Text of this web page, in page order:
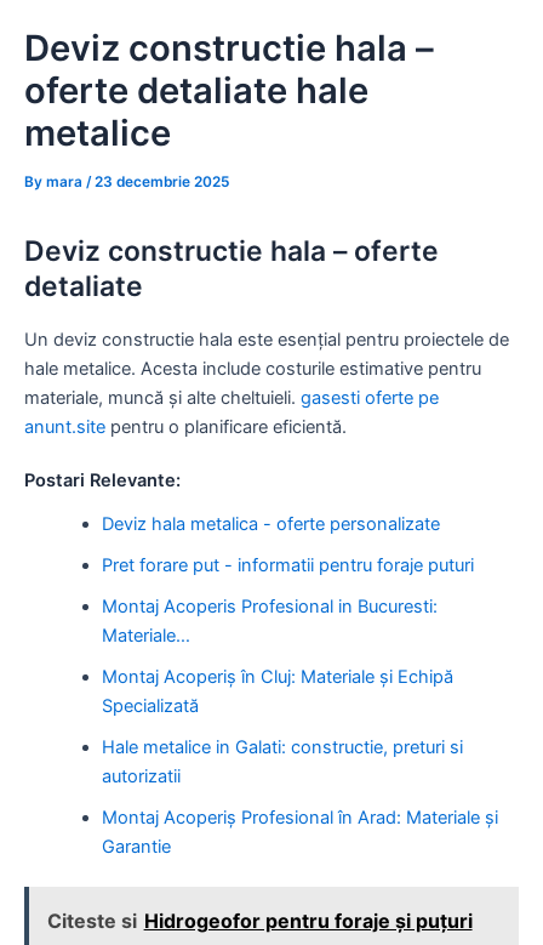
content
Deviz constructie hala –
oferte detaliate hale
metalice
By mara /23 decembrie 2025
Deviz constructie hala – oferte
detaliate
Un deviz constructie hala este esențial pentru proiectele de
hale metalice. Acesta include costurile estimative pentru
materiale, muncă și alte cheltuieli. gasesti oferte pe
anunt.site pentru o planificare eficientă.
Postari Relevante:
Deviz hala metalica - oferte personalizate
Pret forare put - informatii pentru foraje puturi
Montaj Acoperis Profesional in Bucuresti:
Materiale…
Montaj Acoperiș în Cluj: Materiale și Echipă
Specializată
Hale metalice in Galati: constructie, preturi si
autorizatii
Montaj Acoperiș Profesional în Arad: Materiale și
Garantie
Citeste si Hidrogeofor pentru foraje și puțuri